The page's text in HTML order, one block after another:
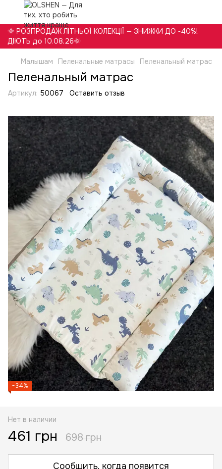
🌞 РОЗПРОДАЖ ЛІТНЬОЇ КОЛЕКЦІЇ — ЗНИЖКИ ДО -40%!
ДІЮТЬ до 10.08.26🌞
Малышам Пеленальные матрасы Пеленальный матрас
Пеленальный матрас
Артикул: 50067 Оставить отзыв
−34%
Нет в наличии
461 грн 698 грн
Сообщить, когда появится